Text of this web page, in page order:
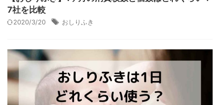
7社を比較
2020/3/20 おしりふき